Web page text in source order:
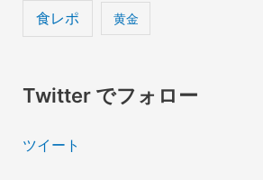
食レポ 黄金
Twitter でフォロー
ツイート